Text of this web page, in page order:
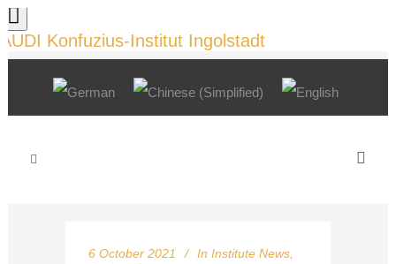
AUDI Konfuzius-Institut Ingolstadt
6 October 2021 In Institute News